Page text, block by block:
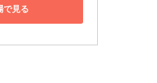
で見る